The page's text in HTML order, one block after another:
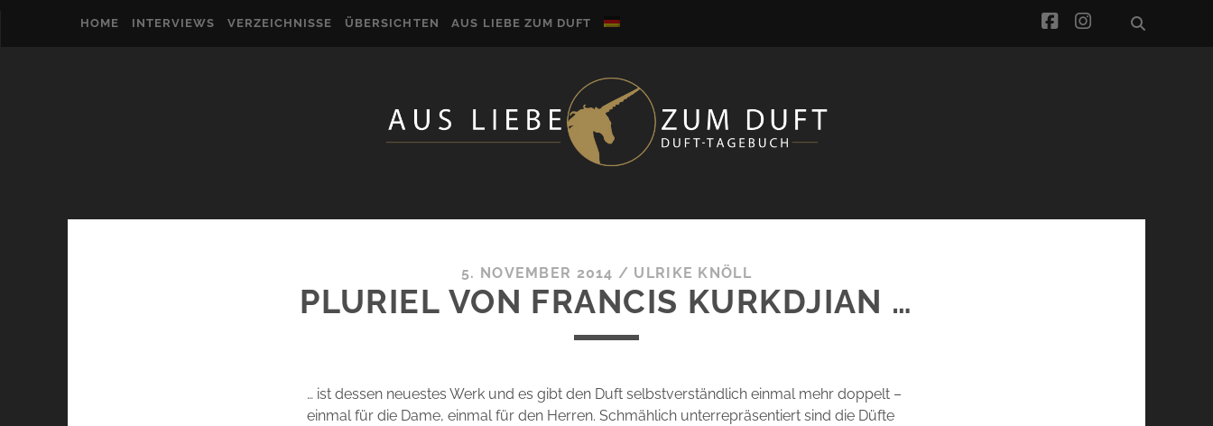
HOME INTERVIEWS VERZEICHNISSE ÜBERSICHTEN AUS LIEBE ZUM DUFT facebook
instagram
5. NOVEMBER 2014 / ULRIKE KNÖLL
PLURIEL VON FRANCIS KURKDJIAN …
… ist dessen neuestes Werk und es gibt den Duft selbstverständlich einmal mehr doppelt –
einmal für die Dame, einmal für den Herren. Schmählich unterrepräsentiert sind die Düfte